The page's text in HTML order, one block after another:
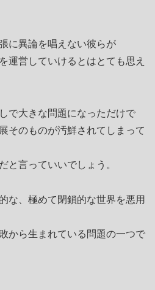
に異論を唱えない彼らが
運営していけるとはとても思え
で大きな問題になっただけで
そのものが汚鮮されてしまって
と言っていいでしょう。
な、極めて閉鎖的な世界を悪用
から生まれている問題の一つで